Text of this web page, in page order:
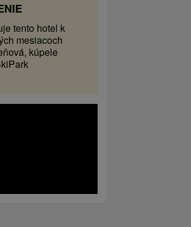
tento hotel k
mesiacoch
kúpele